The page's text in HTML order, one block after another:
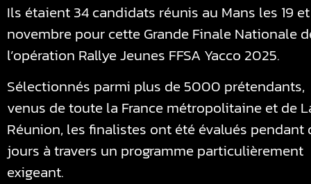
Ils étaient 34 candidats réunis au Mans les 19
novembre pour cette Grande Finale Nationale
l’opération Rallye Jeunes FFSA Yacco 2025.
Sélectionnés parmi plus de 5000 prétendants,
venus de toute la France métropolitaine et de
Réunion, les finalistes ont été évalués pendant
jours à travers un programme particulièrement
exigeant.